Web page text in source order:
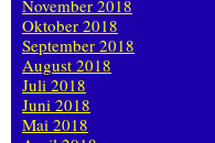
November 2018
Oktober 2018
September 2018
August 2018
Juli 2018
Juni 2018
Mai 2018